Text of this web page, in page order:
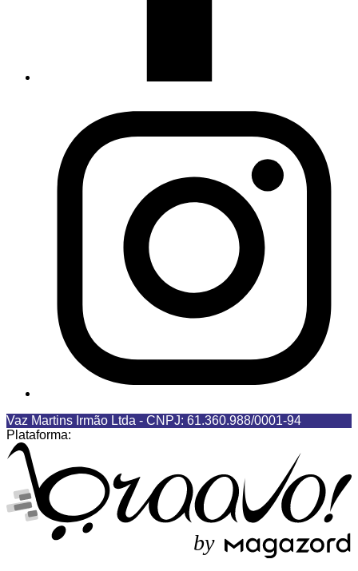
Vaz Martins Irmão Ltda - CNPJ: 61.360.988/0001-94
Plataforma:
by